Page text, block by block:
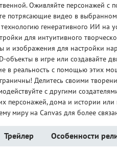
Оживляйте персонажей
потрясающие видео в
генеративного ИИ на
для интуитивного
и изображения для настройки
объекты в игре или создавайте
в реальность с помощью этих
Делитесь своими
с другими
персонажей, дома и истории
миру на Canvas для более
Трейлер Особенности